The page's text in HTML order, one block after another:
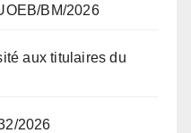
BM/2026
aux titulaires du
2026